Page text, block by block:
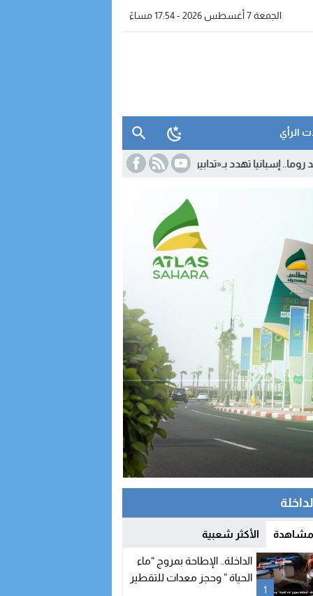
الجمعة 7 أغسطس 2026 - 17:54 مساءً
الرأي
بـ«تدابير متناسبة» رداً على تعليق شنغن
مشاهدة الأكثر شعبية
1
الداخلة.. الإطاحة بمروج “ماء
الحياة ” وحجز معدات للتقطير